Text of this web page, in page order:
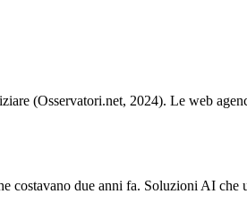
(Osservatori.net, 2024). Le web
due anni fa. Soluzioni AI che